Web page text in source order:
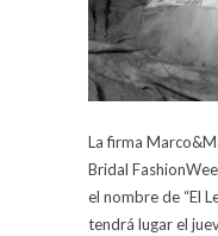
La firma
Bridal
el nombre de “El
tendrá lugar el